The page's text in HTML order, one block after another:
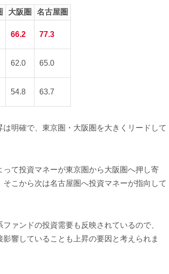
大阪圏 名古屋圏
66.2 77.3
62.0 65.0
54.8 63.7
明確で、東京圏・大阪圏を大きくリードして
て投資マネーが東京圏から大阪圏へ押し寄
こから次は名古屋圏へ投資マネーが指向して
ァンドの投資需要も反映されているので、
響していることも上昇の要因と考えられま